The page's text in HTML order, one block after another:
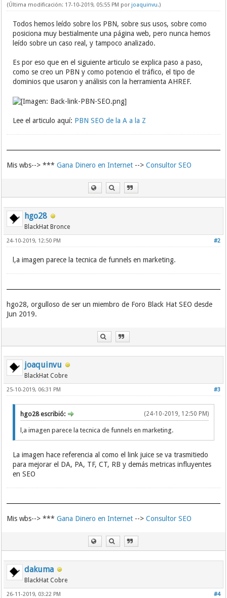
(Última modificación: 17-10-2019, 05:55 PM por joaquinvu.)
Todos hemos leído sobre los PBN, sobre sus usos, sobre como
posiciona muy bestialmente una página web, pero nunca hemos
leído sobre un caso real, y tampoco analizado.
Es por eso que en el siguiente articulo se explica paso a paso,
como se creo un PBN y como potencio el tráfico, el tipo de
dominios que usaron y análisis con la herramienta AHREF.
Lee el articulo aquí: PBN SEO de la A a la Z
Mis wbs--> ***Gana Dinero en Internet -->Consultor SEO
hgo28
BlackHat Bronce
#2
24-10-2019, 12:50 PM
l,a imagen parece la tecnica de funnels en marketing.
hgo28, orgulloso de ser un miembro de Foro Black Hat SEO desde
Jun 2019.
joaquinvu
BlackHat Cobre
#3
25-10-2019, 06:31 PM
(24-10-2019, 12:50 PM)
hgo28 escribió:
l,a imagen parece la tecnica de funnels en marketing.
La imagen hace referencia al como el link juice se va trasmitiedo
para mejorar el DA, PA, TF, CT, RB y demás metricas influyentes
en SEO
Mis wbs--> ***Gana Dinero en Internet -->Consultor SEO
dakuma
BlackHat Cobre
#4
26-11-2019, 03:22 PM